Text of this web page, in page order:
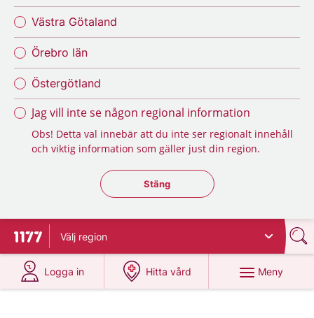
Västra Götaland
Örebro län
Östergötland
Jag vill inte se någon regional information
Obs! Detta val innebär att du inte ser regionalt innehåll
och viktig information som gäller just din region.
Stäng regionsväljaren
Stäng
Till startsidan för 1177
Välj region
Logga in
på 1177.se
Hitta vård
på 1177.se
Meny